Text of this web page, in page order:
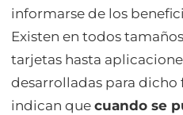
informarse de los
Existen en todos
tarjetas hasta
desarrolladas para dicho
indican que cuando se